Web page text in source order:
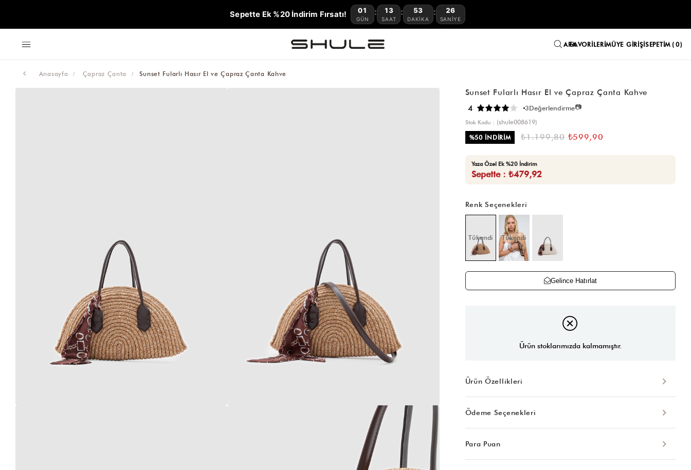
Sepette Ek %20 İndirim Fırsatı! 01
GÜN
: 13
SAAT
: 53
DAKIKA
: 25
SANIYE
FAVORILERIMÜYE GIRIŞISEPETIM 0
Anasayfa Çapraz Çanta Sunset Fularlı Hasır El ve Çapraz Çanta Kahve
Sunset Fularlı Hasır El ve Çapraz Çanta Kahve
4 3Değerlendirme📷
Stok Kodu
(shule008619)
%50İNDIRIM ₺1.199,80 ₺599,90
Yaza Özel Ek %20 İndirim
Sepette : ₺479,92
Renk Seçenekleri
Tükendi Tükendi
Gelince Hatırlat
Ürün stoklarımızda kalmamıştır.
Ürün Özellikleri
Ödeme Seçenekleri
Para Puan